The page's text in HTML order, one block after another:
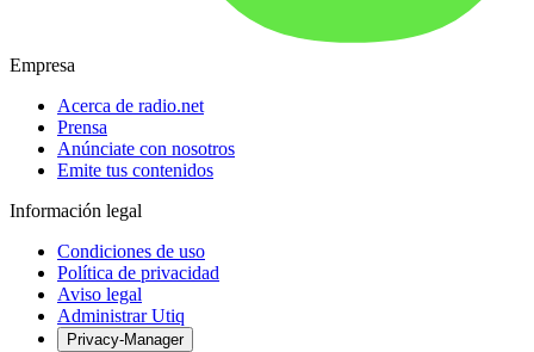
Empresa
Acerca de radio.net
Prensa
Anúnciate con nosotros
Emite tus contenidos
Información legal
Condiciones de uso
Política de privacidad
Aviso legal
Administrar Utiq
Privacy-Manager